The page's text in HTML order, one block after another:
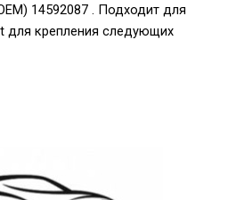
14592087 . Подходит для
для крепления следующих